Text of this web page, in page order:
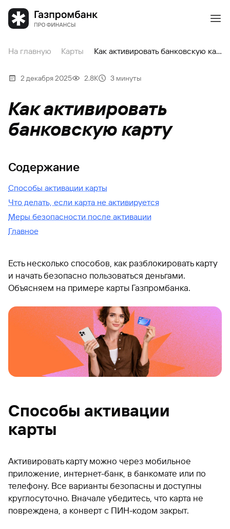
На главную Карты Как активировать банковскую карту
2 декабря 2025 2.8К 3 минуты
Как активировать
банковскую карту
Содержание
Способы активации карты
Что делать, если карта не активируется
Меры безопасности после активации
Главное
Есть несколько способов, как разблокировать карту
и начать безопасно пользоваться деньгами.
Объясняем на примере карты Газпромбанка.
Способы активации
карты
Активировать карту можно через мобильное
приложение, интернет-банк, в банкомате или по
телефону. Все варианты безопасны и доступны
круглосуточно. Вначале убедитесь, что карта не
повреждена, а конверт с ПИН-кодом закрыт.